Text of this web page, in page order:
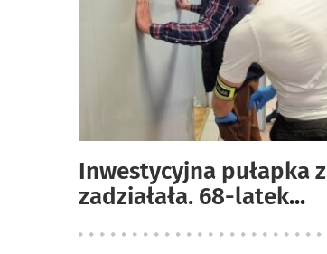
Inwestycyjna pułapka
zadziałała. 68-latek...